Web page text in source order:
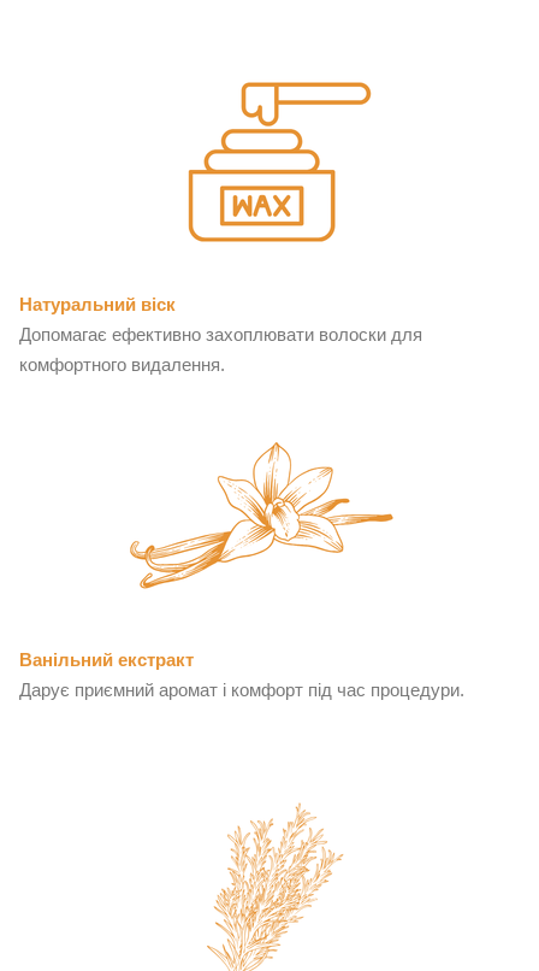
Натуральний віск
Допомагає ефективно захоплювати волоски для
комфортного видалення.
Ванільний екстракт
Дарує приємний аромат і комфорт під час процедури.